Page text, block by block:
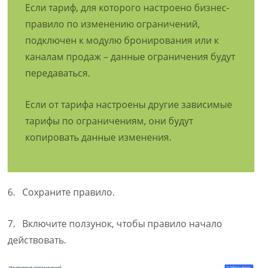
Если тариф, для которого настроено бизнес-
правило по изменению ограничений,
подключен к модулю бронирования или к
каналам продаж – данные ограничения будут
передаваться.
Если от тарифа настроены другие зависимые
тарифы по ограничениям, они будут
копировать данные изменения.
6. Сохраните правило.
7. Включите ползунок, чтобы правило начало
действовать.